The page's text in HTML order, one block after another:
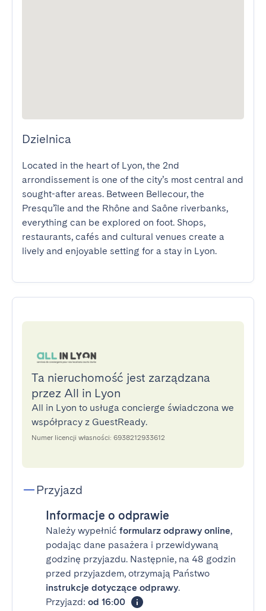
Dzielnica
Located in the heart of Lyon, the 2nd
arrondissement is one of the city’s most central and
sought-after areas. Between Bellecour, the
Presqu’île and the Rhône and Saône riverbanks,
everything can be explored on foot. Shops,
restaurants, cafés and cultural venues create a
lively and enjoyable setting for a stay in Lyon.
Ta nieruchomość jest zarządzana
przez All in Lyon
All in Lyon to usługa concierge świadczona we
współpracy z GuestReady.
Numer licencji własności: 6938212933612
Przyjazd
Informacje o odprawie
Należy wypełnić formularz odprawy online,
podając dane pasażera i przewidywaną
godzinę przyjazdu. Następnie, na 48 godzin
przed przyjazdem, otrzymają Państwo
instrukcje dotyczące odprawy.
Przyjazd: od 16:00